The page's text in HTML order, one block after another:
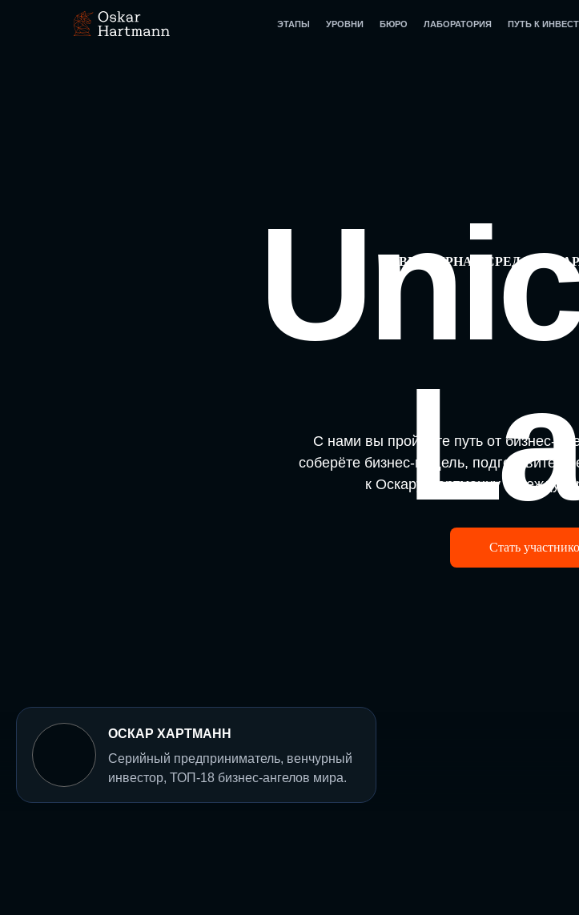
ЭТАПЫ УРОВНИ БЮРО ЛАБОРАТОРИЯ ПУТЬ К
Серийный предприниматель, венчурный
инвестор, ТОП-18 бизнес-ангелов мира.
ОСКАР ХАРТМАНН
С нами вы пройдете путь от бизнес-
соберёте бизнес-модель, подготовите
к Оскару Хартманну и
ВЕНЧУРНАЯ СРЕДА
Стать